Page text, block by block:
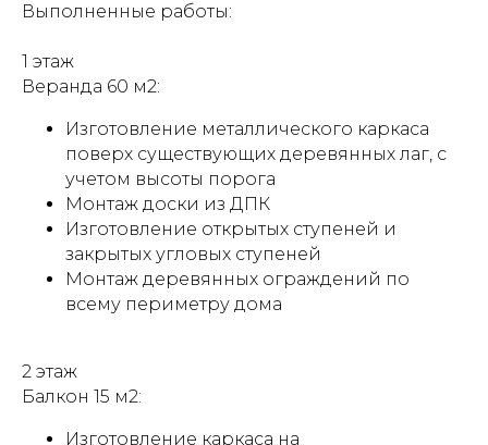
Выполненные работы:
1 этаж
Веранда 60 м2:
Изготовление металлического каркаса
поверх существующих деревянных лаг, с
учетом высоты порога
Монтаж доски из ДПК
Изготовление открытых ступеней и
закрытых угловых ступеней
Монтаж деревянных ограждений по
всему периметру дома
2 этаж
Балкон 15 м2:
Изготовление каркаса на